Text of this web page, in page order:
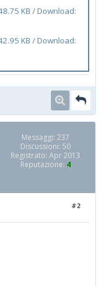
KB / Download:
KB / Download:
Messaggi: 237
Discussioni: 50
Registrato: Apr 2013
Reputazione: 4
#2